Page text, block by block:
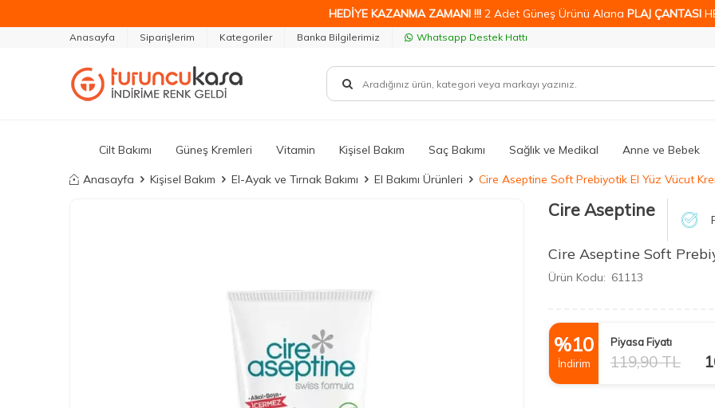
HEDİYE KAZANMA ZAMANI !!! 2 Adet Güneş Ürünü Alana PLAJ ÇANTASI
Anasayfa Siparişlerim Kategoriler Banka Bilgilerimiz Whatsapp Destek Hattı
Cilt Bakımı Güneş Kremleri Vitamin Kişisel Bakım Saç Bakımı Sağlık ve Medikal Anne ve Bebek
Anasayfa Kişisel Bakım El-Ayak ve Tırnak Bakımı El Bakımı Ürünleri Cire Aseptine Soft Prebiyotik El Yüz Vücut
Cire Aseptine
Cire Aseptine Soft
Ürün Kodu: 61113
%10
İndirim
Piyasa Fiyatı
119,90TL